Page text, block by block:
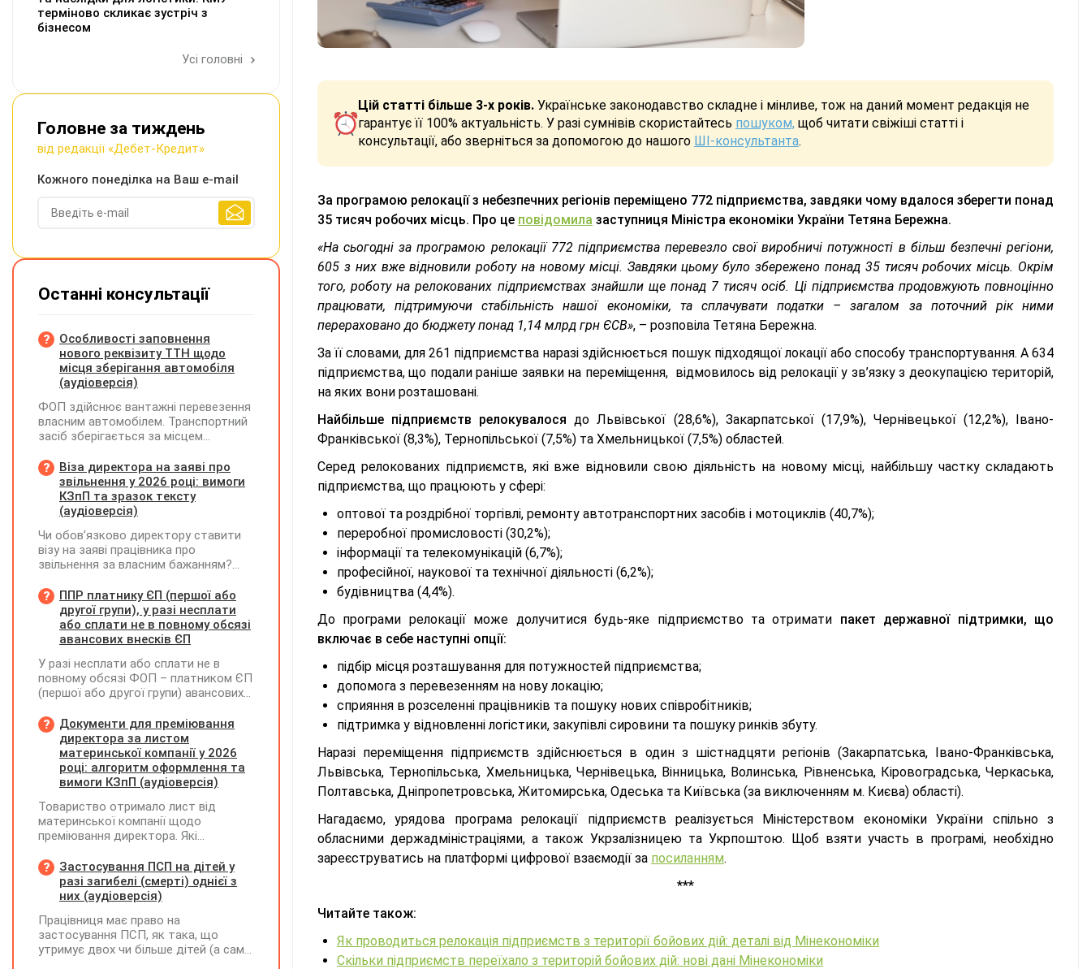
Цій статті більше 3-х років. Українське законодавство складне і мінливе, тож на даний момент редакція не
гарантує її 100% актуальність. У разі сумнівів скористайтесь пошуком, щоб читати свіжіші статті і
консультації, або зверніться за допомогою до нашого ШІ-консультанта.
За програмою релокації з небезпечних регіонів переміщено 772 підприємства, завдяки чому вдалося зберегти понад
35 тисяч робочих місць. Про це повідомила заступниця Міністра економіки України Тетяна Бережна.
«На сьогодні за програмою релокації 772 підприємства перевезло свої виробничі потужності в більш безпечні регіони,
605 з них вже відновили роботу на новому місці. Завдяки цьому було збережено понад 35 тисяч робочих місць. Окрім
того, роботу на релокованих підприємствах знайшли ще понад 7 тисяч осіб. Ці підприємства продовжують повноцінно
працювати, підтримуючи стабільність нашої економіки, та сплачувати податки – загалом за поточний рік ними
перераховано до бюджету понад 1,14 млрд грн ЄСВ», – розповіла Тетяна Бережна.
За її словами, для 261 підприємства наразі здійснюється пошук підходящої локації або способу транспортування. А 634
підприємства, що подали раніше заявки на переміщення, відмовилось від релокації у зв’язку з деокупацією територій,
на яких вони розташовані.
Найбільше підприємств релокувалося до Львівської (28,6%), Закарпатської (17,9%), Чернівецької (12,2%), Івано-
Франківської (8,3%), Тернопільської (7,5%) та Хмельницької (7,5%) областей.
Серед релокованих підприємств, які вже відновили свою діяльність на новому місці, найбільшу частку складають
підприємства, що працюють у сфері:
оптової та роздрібної торгівлі, ремонту автотранспортних засобів і мотоциклів (40,7%);
переробної промисловості (30,2%);
інформації та телекомунікацій (6,7%);
професійної, наукової та технічної діяльності (6,2%);
будівництва (4,4%).
До програми релокації може долучитися будь-яке підприємство та отримати пакет державної підтримки, що
включає в себе наступні опції:
підбір місця розташування для потужностей підприємства;
допомога з перевезенням на нову локацію;
сприяння в розселенні працівників та пошуку нових співробітників;
підтримка у відновленні логістики, закупівлі сировини та пошуку ринків збуту.
Наразі переміщення підприємств здійснюється в один з шістнадцяти регіонів (Закарпатська, Івано-Франківська,
Львівська, Тернопільська, Хмельницька, Чернівецька, Вінницька, Волинська, Рівненська, Кіровоградська, Черкаська,
Полтавська, Дніпропетровська, Житомирська, Одеська та Київська (за виключенням м. Києва) області).
Нагадаємо, урядова програма релокації підприємств реалізується Міністерством економіки України спільно з
обласними держадміністраціями, а також Укрзалізницею та Укрпоштою. Щоб взяти участь в програмі, необхідно
зареєструватись на платформі цифрової взаємодії за посиланням.
***
Читайте також:
Як проводиться релокація підприємств з території бойових дій: деталі від Мінекономіки
Скільки підприємств переїхало з територій бойових дій: нові дані Мінекономіки
терміново скликає зустріч з
бізнесом
Усі головні
Головне за тиждень
від редакції «Дебет-Кредит»
Кожного понеділка на Ваш e-mail
Останні консультації
Особливості заповнення
нового реквізиту ТТН щодо
місця зберігання автомобіля
(аудіоверсія)
ФОП здійснює вантажні перевезення
власним автомобілем. Транспортний
засіб зберігається за місцем
договір оренди гаража чи стоянки
відсутній. Яку адресу слід зазначати
у новому реквізиті ТТН «Місце, де
зберігається автомобіль»? Чи є
на місце стоянки?
Віза директора на заяві про
звільнення у 2026 році: вимоги
КЗпП та зразок тексту
(аудіоверсія)
Чи обов’язково директору ставити
візу на заяві працівника про
звільнення за власним бажанням?
згідно з нормами КЗпП?
ППР платнику ЄП (першої або
другої групи), у разі несплати
або сплати не в повному обсязі
авансових внесків ЄП
У разі несплати або сплати не в
повному обсязі ФОП – платником ЄП
(першої або другої групи) авансових
результатами акта перевірки щодо
таких виявлених порушень
визначається сума штрафу та
складається ППР за формою «Ш»
Документи для преміювання
директора за листом
материнської компанії у 2026
році: алгоритм оформлення та
вимоги КЗпП (аудіоверсія)
Товариство отримало лист від
материнської компанії щодо
преміювання директора. Які
належного оформлення такої премії?
Застосування ПСП на дітей у
разі загибелі (смерті) однієї з
них (аудіоверсія)
Працівниця має право на
застосування ПСП, як така, що
утримує двох чи більше дітей (а саме